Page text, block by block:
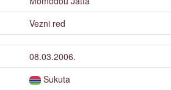
Vezni red
08.03.2006.
Sukuta